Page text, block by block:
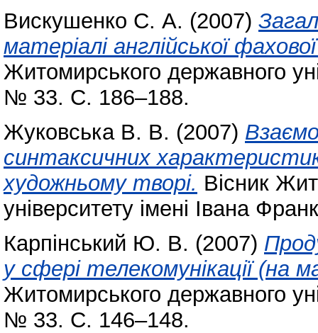
Вискушенко С. А. (2007)
матеріалі англійської
Житомирського державного
№ 33. С. 186–188.
Жуковська В. В. (2007)
синтаксичних характеристик
художньому творі. Вісник
університету імені Івана
Карпінський Ю. В. (2007)
у сфері телекомунікації (на
Житомирського державного
№ 33. С. 146–148.